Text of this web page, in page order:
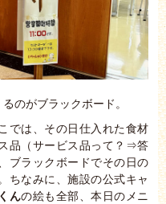
のがブラックボード。
では、その日仕入れた食材
品（サービス品って？⇒答
ブラックボードでその日の
ちなみに、施設の公式キャ
んの絵も全部、本日のメニ